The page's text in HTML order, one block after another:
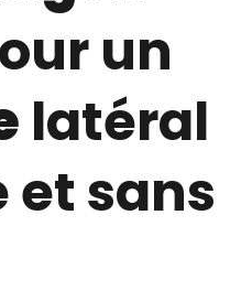
un
latéral
sans